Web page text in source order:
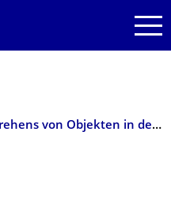
Forschung zum Erlernen des Drehens von Objekten in der Hand durch Sehen und Tasten an der Fakultät Informatik